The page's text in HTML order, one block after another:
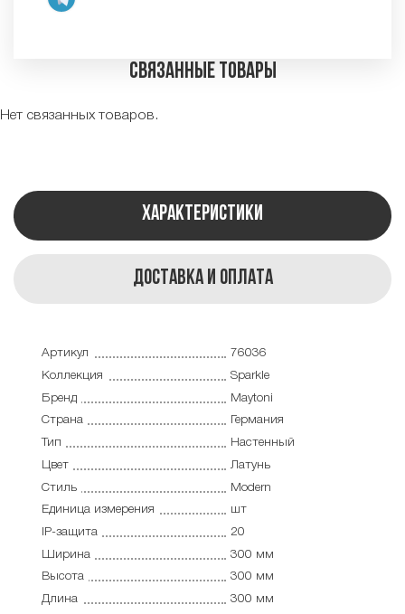
Связанные товары
Нет связанных товаров.
Характеристики
Доставка и оплата
Артикул
76036
Коллекция
Sparkle
Бренд
Maytoni
Страна
Германия
Тип
Настенный
Цвет
Латунь
Стиль
Modern
Единица измерения
шт
IP-защита
20
Ширина
300 мм
Высота
300 мм
Длина
300 мм